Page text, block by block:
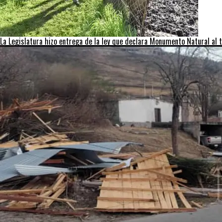
La Legislatura hizo entrega de la ley que declara Monumento Natural al